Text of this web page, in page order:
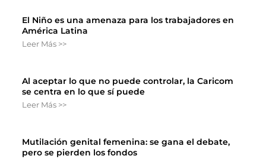
El Niño es una amenaza para los trabajadores en
América Latina
Leer Más >>
Al aceptar lo que no puede controlar, la Caricom
se centra en lo que sí puede
Leer Más >>
Mutilación genital femenina: se gana el debate,
pero se pierden los fondos